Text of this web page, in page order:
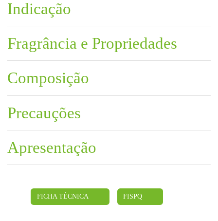
Indicação
Fragrância e Propriedades
Composição
Precauções
Apresentação
FICHA TÉCNICA FISPQ